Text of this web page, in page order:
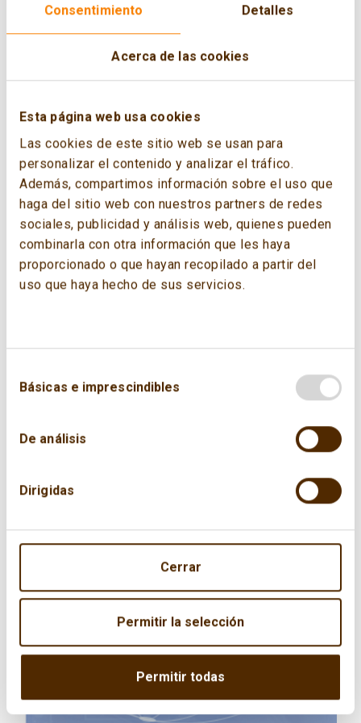
Consentimiento Detalles
Acerca de las cookies
Esta página web usa cookies
Las cookies de este sitio web se usan para
personalizar el contenido y analizar el tráfico.
Además, compartimos información sobre el uso que
haga del sitio web con nuestros partners de redes
sociales, publicidad y análisis web, quienes pueden
combinarla con otra información que les haya
proporcionado o que hayan recopilado a partir del
uso que haya hecho de sus servicios.
Básicas e imprescindibles
De análisis
Dirigidas
Cerrar
Permitir la selección
Permitir todas